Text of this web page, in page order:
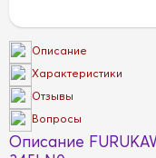
Описание
Характеристики
Отзывы
Вопросы
Описание